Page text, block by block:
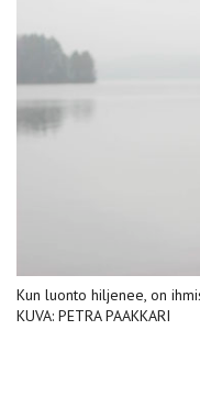
Kun luonto hiljenee, on
KUVA: PETRA PAAKKARI